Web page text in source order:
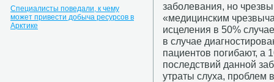
Специалисты поведали, к чему
может привести добыча ресурсов в
Арктике
заболевания, но
«медицинским
исцеления в 50%
в случае
пациентов погибают, а
последствий данной
утраты слуха, проблем